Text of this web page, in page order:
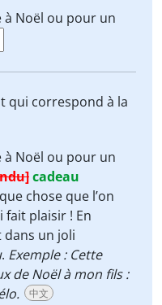
à Noël ou pour un
qui correspond à la
à Noël ou pour un
cadeau
chose que l’on
fait plaisir ! En
dans un joli
. Exemple : Cette
de Noël à mon fils :
中文